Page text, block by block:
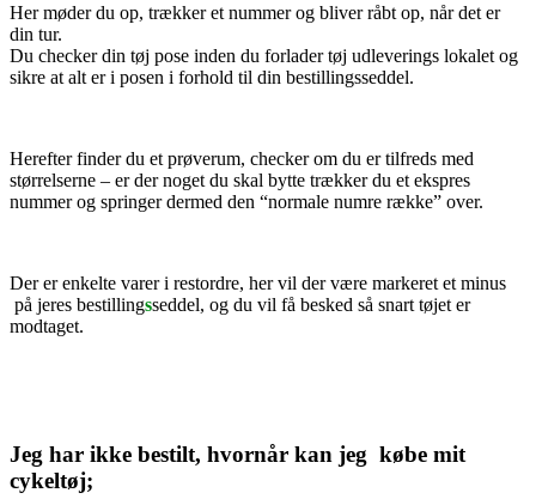
Her møder du op, trækker et nummer og bliver råbt op, når det er
din tur.
Du checker din tøj pose inden du forlader tøj udleverings lokalet og
sikre at alt er i posen i forhold til din bestillingsseddel.
Herefter finder du et prøverum, checker om du er tilfreds med
størrelserne – er der noget du skal bytte trækker du et ekspres
nummer og springer dermed den “normale numre række” over.
Der er enkelte varer i restordre, her vil der være markeret et minus
på jeres bestillingsseddel, og du vil få besked så snart tøjet er
modtaget.
Jeg har ikke bestilt, hvornår kan jeg købe mit
cykeltøj;